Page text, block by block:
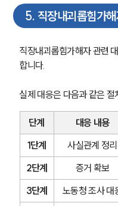
대륜
대륜
5. 직장내괴롭힘가
직장내괴롭힘가해자 관련
합니다.
실제 대응은 다음과 같은 절
단계 대응 내용
1단계
사실관계 정리
2단계
증거 확보
3단계
노동청 조사 대